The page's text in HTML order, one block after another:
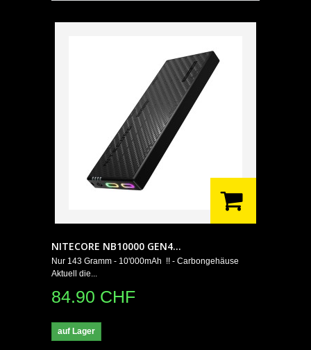
NITECORE NB10000 GEN4...
Nur 143 Gramm - 10'000mAh !! - Carbongehäuse
Aktuell die...
84.90 CHF
auf Lager